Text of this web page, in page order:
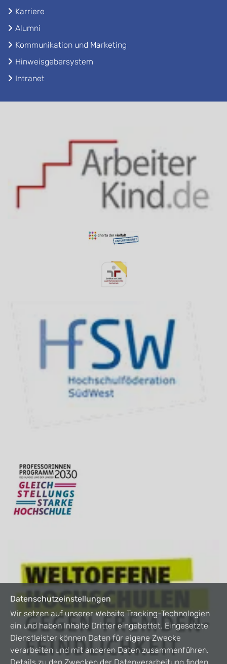
Karriere
Alumni
Kommunikation und Marketing
Hinweisgebersystem
Intranet
Datenschutzeinstellungen
Wir setzen auf unserer Website Tracking-Technologien
ein und haben Inhalte Dritter eingebettet. Eingesetzte
Dienstleister können Daten für eigene Zwecke
verarbeiten und mit anderen Daten zusammenführen.